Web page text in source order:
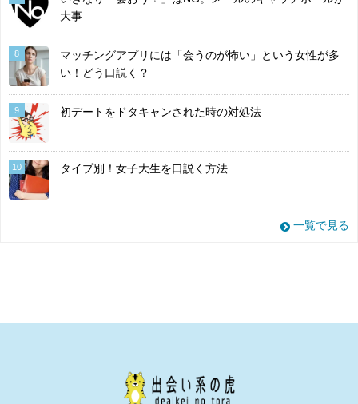
大事
8
マッチングアプリには「会うのが怖い」という女性が多
い！どう口説く？
9 初デートをドタキャンされた時の対処法
10 タイプ別！女子大生を口説く方法
一覧で見る